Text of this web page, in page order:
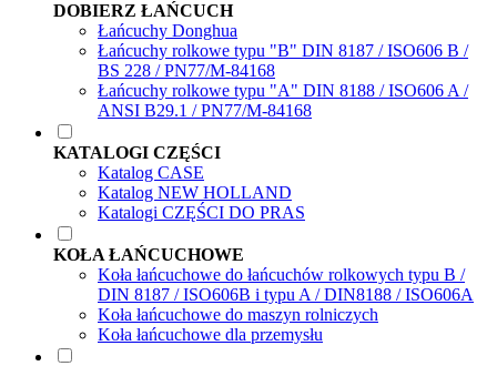
DOBIERZ ŁAŃCUCH
Łańcuchy Donghua
Łańcuchy rolkowe typu "B" DIN 8187 / ISO606 B /
BS 228 / PN77/M-84168
Łańcuchy rolkowe typu "A" DIN 8188 / ISO606 A /
ANSI B29.1 / PN77/M-84168
KATALOGI CZĘŚCI
Katalog CASE
Katalog NEW HOLLAND
Katalogi CZĘŚCI DO PRAS
KOŁA ŁAŃCUCHOWE
Koła łańcuchowe do łańcuchów rolkowych typu B /
DIN 8187 / ISO606B i typu A / DIN8188 / ISO606A
Koła łańcuchowe do maszyn rolniczych
Koła łańcuchowe dla przemysłu